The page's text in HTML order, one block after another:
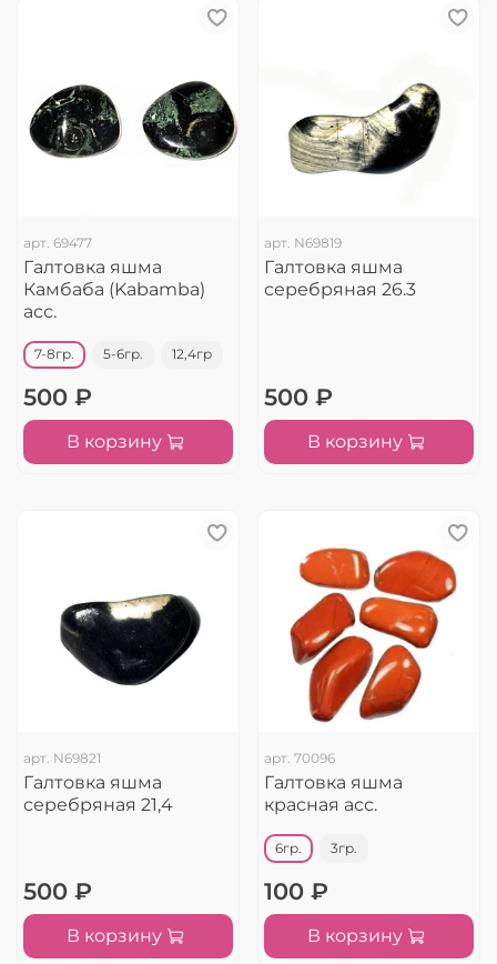
арт. 69477
Галтовка яшма
Камбаба (Kabamba)
асс.
7-8гр. 5-6гр. 12,4гр
500 ₽
В корзину
арт. N69819
Галтовка яшма
серебряная 26.3
500 ₽
В корзину
арт. N69821
Галтовка яшма
серебряная 21,4
500 ₽
В корзину
арт. 70096
Галтовка яшма
красная асс.
6гр. 3гр.
100 ₽
В корзину